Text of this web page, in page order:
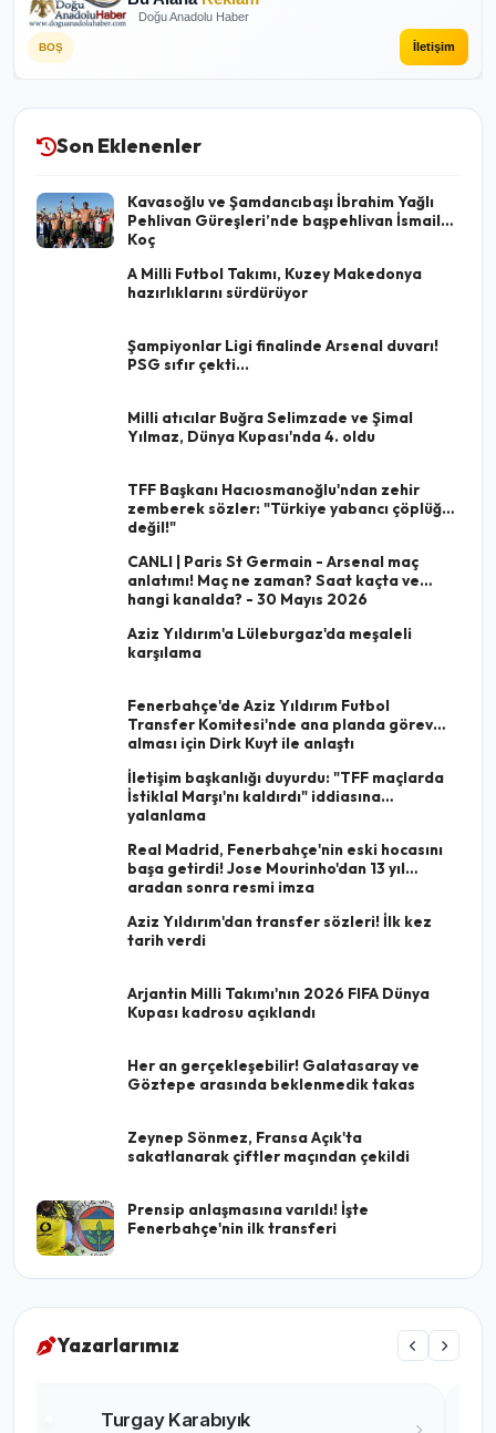
Doğu Anadolu Haber
BOŞ İletişim
Son Eklenenler
Kavasoğlu ve Şamdancıbaşı İbrahim Yağlı
Pehlivan Güreşleri’nde başpehlivan İsmail
Koç
A Milli Futbol Takımı, Kuzey Makedonya
hazırlıklarını sürdürüyor
Şampiyonlar Ligi finalinde Arsenal duvarı!
PSG sıfır çekti...
Milli atıcılar Buğra Selimzade ve Şimal
Yılmaz, Dünya Kupası'nda 4. oldu
TFF Başkanı Hacıosmanoğlu'ndan zehir
zemberek sözler: "Türkiye yabancı çöplüğü
değil!"
CANLI | Paris St Germain - Arsenal maç
anlatımı! Maç ne zaman? Saat kaçta ve
hangi kanalda? - 30 Mayıs 2026
Aziz Yıldırım'a Lüleburgaz'da meşaleli
karşılama
Fenerbahçe'de Aziz Yıldırım Futbol
Transfer Komitesi'nde ana planda görev
alması için Dirk Kuyt ile anlaştı
İletişim başkanlığı duyurdu: "TFF maçlarda
İstiklal Marşı'nı kaldırdı" iddiasına
yalanlama
Real Madrid, Fenerbahçe'nin eski hocasını
başa getirdi! Jose Mourinho'dan 13 yıl
aradan sonra resmi imza
Aziz Yıldırım'dan transfer sözleri! İlk kez
tarih verdi
Arjantin Milli Takımı'nın 2026 FIFA Dünya
Kupası kadrosu açıklandı
Her an gerçekleşebilir! Galatasaray ve
Göztepe arasında beklenmedik takas
Zeynep Sönmez, Fransa Açık'ta
sakatlanarak çiftler maçından çekildi
Prensip anlaşmasına varıldı! İşte
Fenerbahçe'nin ilk transferi
Yazarlarımız
Turgay Karabıyık